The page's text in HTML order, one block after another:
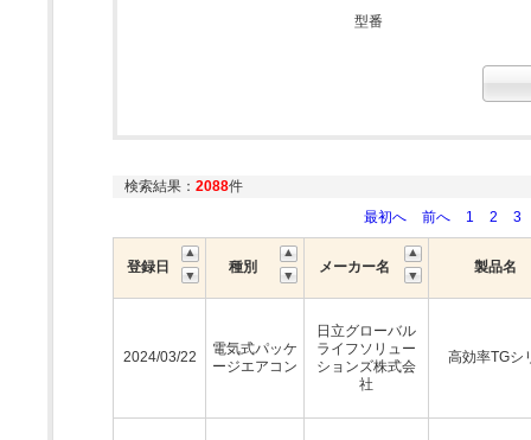
型番
検索結果： 2088件
最初へ
前へ 1 2 3
登録日 種別 メーカー名 製品名
2024/03/22
電気式パッケ
ージエアコン
日立グローバル
ライフソリュー
ションズ株式会
社
高効率TGシ